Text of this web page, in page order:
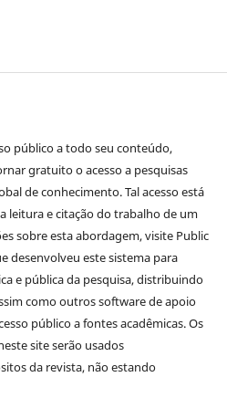
público a todo seu conteúdo,
gratuito o acesso a pesquisas
de conhecimento. Tal acesso está
leitura e citação do trabalho de um
sobre esta abordagem, visite Public
desenvolveu este sistema para
e pública da pesquisa, distribuindo
como outros software de apoio
público a fontes acadêmicas. Os
site serão usados
da revista, não estando